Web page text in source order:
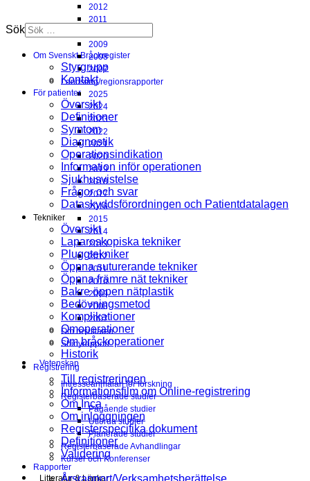
2012
2011
2009
2008
2007
Landsting/regionsrapporter
2025
2024
2023
2022
2021
2020
2019
2018
2017
2016
2015
2014
2013
2012
2011
2010
2009
2008
2007
Om resultaten
Shinyrapport
Vetenskap
Intresseanmälan för forskning
Registerbaserade studier
Pågående studier
Utförda studier
Planerade studier
Registerbaserade Avhandlingar
Kurser och Konferenser
Litteratur & Länkar
Sök
Om Svenskt Bråckregister
Styrgrupp
Kontakt
För patienter
Översikt
Definitioner
Symtom
Diagnostik
Operationsindikation
Information inför operationen
Sjukhusvistelse
Frågor och svar
Dataskyddsförordningen och Patientdatalagen
Tekniker
Översikt
Laparoskopiska tekniker
Pluggtekniker
Öppna suturerande tekniker
Öppna främre nät tekniker
Bakre öppen nätplastik
Bedövningsmetod
Komplikationer
Omoperationer
Om bråckoperationer
Historik
Registrering
Till registreringen
Informationsfilm om Online-registrering
Om Inca
Om inloggningen
Registerspecifika dokument
Definitioner
Validering
Rapporter
Årsrapport/Verksamhetsberättelse